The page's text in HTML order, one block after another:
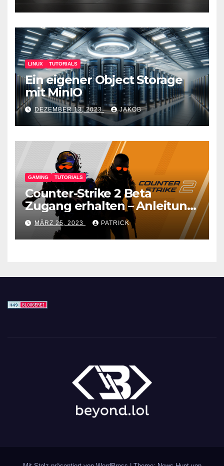
LINUX TUTORIALS
Ein eigener Object Storage
mit MinIO
DEZEMBER 13, 2023 JAKOB
GAMING TUTORIALS
Counter-Strike 2 Beta
Zugang erhalten – Anleitung
für den CS GO Nachfolger
MÄRZ 25, 2023 PATRICK